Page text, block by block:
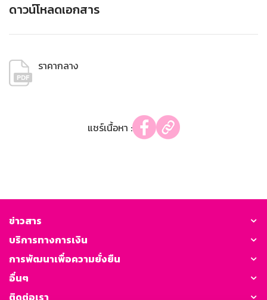
ดาวน์โหลดเอกสาร
ราคากลาง
แชร์เนื้อหา :
ข่าวสาร
บริการทางการเงิน
การพัฒนาเพื่อความยั่งยืน
อื่นๆ